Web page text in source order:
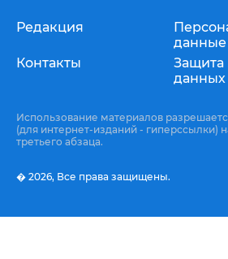
Редакция
Контакты
данные
Защита
данных
Использование материалов
(для интернет-изданий - гиперссылки)
третьего абзаца.
� 2026, Все права защищены.